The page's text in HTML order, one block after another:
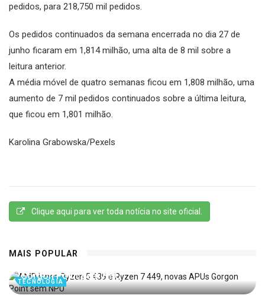
pedidos, para 218,750 mil pedidos.
Os pedidos continuados da semana encerrada no dia 27 de
junho ficaram em 1,814 milhão, uma alta de 8 mil sobre a
leitura anterior.
A média móvel de quatro semanas ficou em 1,808 milhão, uma
aumento de 7 mil pedidos continuados sobre a última leitura,
que ficou em 1,801 milhão.
Karolina Grabowska/Pexels
Clique aqui para ver toda notícia no site oficial.
MAIS POPULAR
TECNOLOGIA
Gorgon Point sem NPU